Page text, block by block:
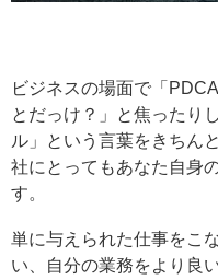
ビジネスの場面で「
とだっけ？」と焦ったり
ル」という言葉をきちん
社にとってもあなた自身
す。
単に与えられた仕事をこ
い、自分の業務をより良